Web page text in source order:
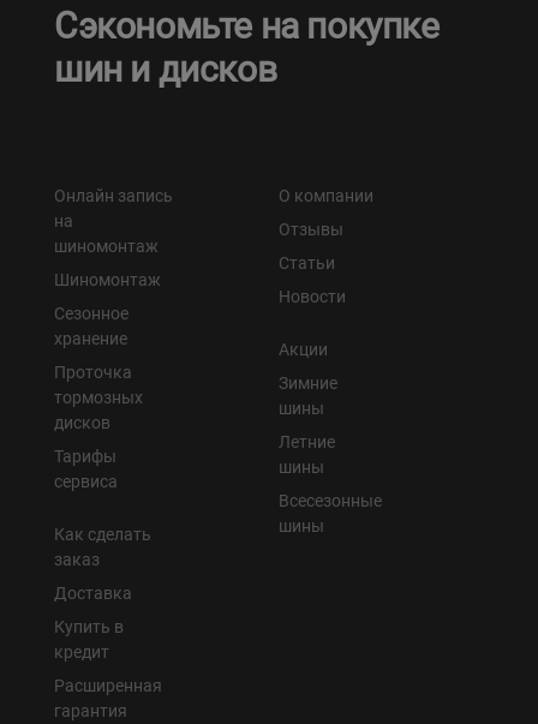
Сэкономьте на покупке
шин и дисков
Онлайн запись
на
шиномонтаж
Шиномонтаж
Сезонное
хранение
Проточка
тормозных
дисков
Тарифы
сервиса
Как сделать
заказ
Доставка
Купить в
кредит
Расширенная
гарантия
О компании
Отзывы
Статьи
Новости
Акции
Зимние
шины
Летние
шины
Всесезонные
шины